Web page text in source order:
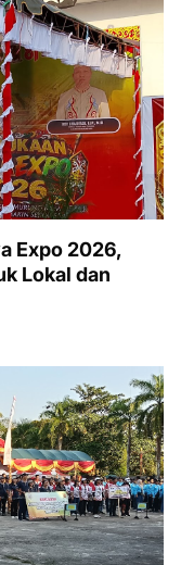
Expo 2026,
Lokal dan